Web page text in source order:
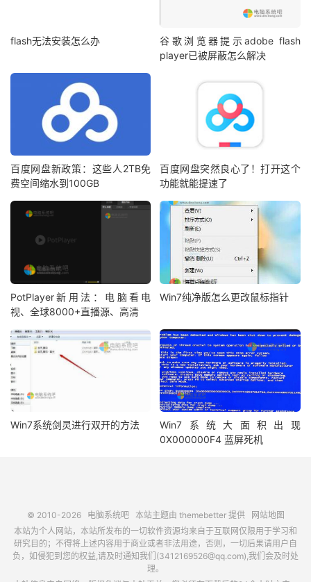
flash无法安装怎么办
谷歌浏览器提示adobe flash
player已被屏蔽怎么解决
百度网盘新政策：这些人2TB免
费空间缩水到100GB
百度网盘突然良心了！打开这个
功能就能提速了
PotPlayer新用法：电脑看电
视、全球8000+直播源、高清
Win7纯净版怎么更改鼠标指针
Win7系统剑灵进行双开的方法
Win7系统大面积出现
0X000000F4 蓝屏死机
© 2010-2026 电脑系统吧本站主题由 themebetter提供
网站地图
本站为个人网站，本站所发布的一切软件资源均来自于互联网仅限用于学习和
研究目的；不得将上述内容用于商业或者非法用途，否则，一切后果请用户自
负，如侵犯到您的权益,请及时通知我们(3412169526@qq.com),我们会及时处
理。